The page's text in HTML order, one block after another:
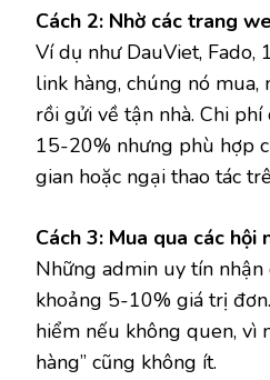
Cách 2: Nhờ các trang
Ví dụ như DauViet,
link hàng, chúng nó mua,
rồi gửi về tận nhà. Chi
15-20% nhưng phù hợp
gian hoặc ngại thao tác
Cách 3: Mua qua các hội
Những admin uy tín
khoảng 5-10% giá trị
hiểm nếu không quen, vì
hàng” cũng không ít.